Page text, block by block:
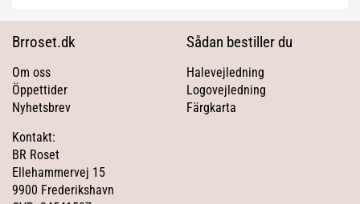
Brroset.dk
Om oss
Öppettider
Nyhetsbrev
Kontakt:
BR Roset
Ellehammervej 15
9900 Frederikshavn
Sådan bestiller du
Halevejledning
Logovejledning
Färgkarta